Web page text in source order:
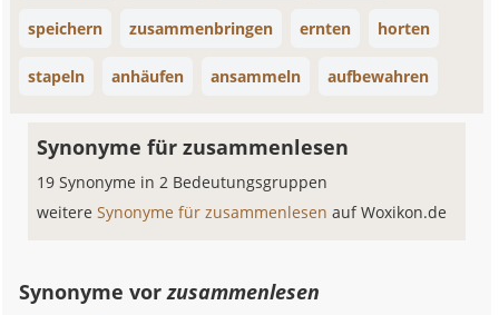
speichern zusammenbringen ernten horten
stapeln anhäufen ansammeln aufbewahren
Synonyme für zusammenlesen
19 Synonyme in 2 Bedeutungsgruppen
weitereSynonyme für zusammenlesenauf Woxikon.de
Synonyme vorzusammenlesen